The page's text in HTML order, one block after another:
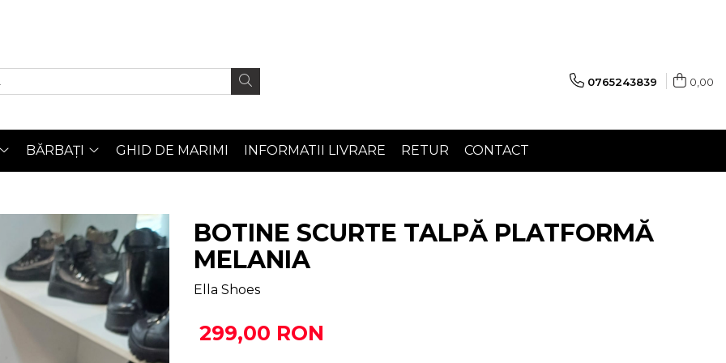
0765243839 0,00
BĂRBAȚI GHID DE MARIMI INFORMATII LIVRARE RETUR CONTACT
BOTINE SCURTE TALPĂ PLATFORMĂ
MELANIA
Ella Shoes
299,00 RON